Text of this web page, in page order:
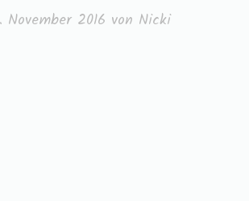
November 2016 von Nicki